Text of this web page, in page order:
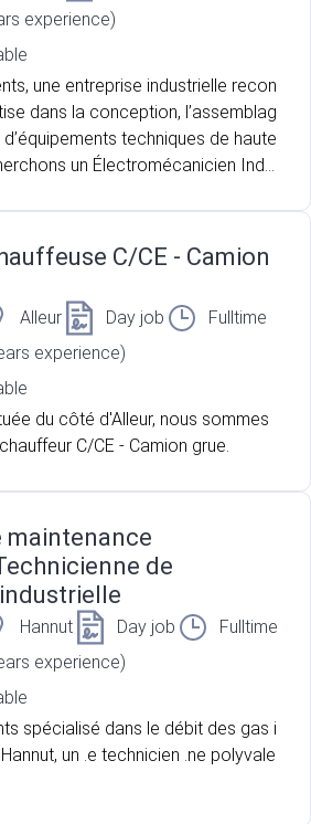
experience)
une entreprise industrielle recon
dans la conception, l’assemblag
techniques de haute
un Électromécanicien Indu
interventions, les environnements
et la résolution de défis complexe
cette opportunité est faite pour v
C/CE - Camion
Alleur Day job
Fulltime
experience)
du côté d'Alleur, nous sommes
C/CE - Camion grue.
maintenance
de
Hannut Day job
Fulltime
experience)
spécialisé dans le débit des gas i
un .e technicien .ne polyvale